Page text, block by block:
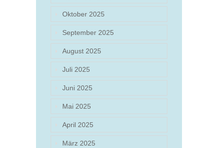
Oktober 2025
September 2025
August 2025
Juli 2025
Juni 2025
Mai 2025
April 2025
März 2025